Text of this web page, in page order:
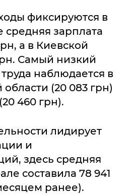
фиксируются в
средняя зарплата
а в Киевской
Самый низкий
наблюдается в
(20 083 грн)
460 грн).
лидирует
и
здесь средняя
составила 78 941
ранее).